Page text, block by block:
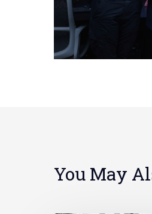
You May